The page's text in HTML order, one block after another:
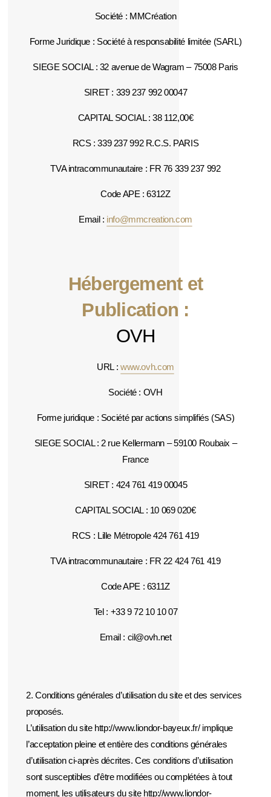
Société : MMCréation
Forme Juridique : Société à responsabilité limitée (SARL)
SIEGE SOCIAL : 32 avenue de Wagram – 75008 Paris
SIRET : 339 237 992 00047
CAPITAL SOCIAL : 38 112,00€
RCS : 339 237 992 R.C.S. PARIS
TVA intracommunautaire : FR 76 339 237 992
Code APE : 6312Z
Email : info@mmcreation.com
Hébergement et
Publication :
OVH
URL : www.ovh.com
Société : OVH
Forme juridique : Société par actions simplifiés (SAS)
SIEGE SOCIAL : 2 rue Kellermann – 59100 Roubaix –
France
SIRET : 424 761 419 00045
CAPITAL SOCIAL : 10 069 020€
RCS : Lille Métropole 424 761 419
TVA intracommunautaire : FR 22 424 761 419
Code APE : 6311Z
Tel : +33 9 72 10 10 07
Email : cil@ovh.net
2. Conditions générales d’utilisation du site et des services
proposés.
L’utilisation du site http://www.liondor-bayeux.fr/ implique
l’acceptation pleine et entière des conditions générales
d’utilisation ci-après décrites. Ces conditions d’utilisation
sont susceptibles d’être modifiées ou complétées à tout
moment, les utilisateurs du site http://www.liondor-